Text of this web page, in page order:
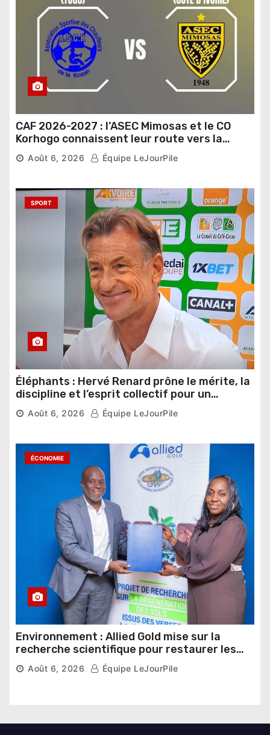
CAF 2026-2027 : l’ASEC Mimosas et le CO
Korhogo connaissent leur route vers la
phase de groupes
Août 6, 2026 Équipe LeJourPile
SPORT
Éléphants : Hervé Renard prône le mérite, la
discipline et l’esprit collectif pour un
nouveau départ
Août 6, 2026 Équipe LeJourPile
ÉCONOMIE
Environnement : Allied Gold mise sur la
recherche scientifique pour restaurer les
sols de ses sites miniers
Août 6, 2026 Équipe LeJourPile